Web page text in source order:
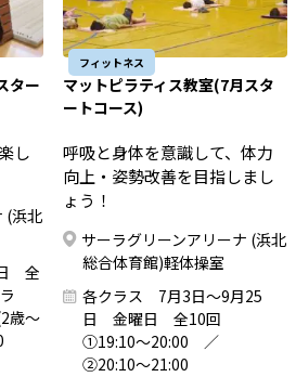
ター
し
(浜北
全
歳～
フィットネス
マットピラティス教室(7月スタ
ートコース)
呼吸と身体を意識して、体力
向上・姿勢改善を目指しまし
ょう！
サーラグリーンアリーナ (浜北
総合体育館)軽体操室
各クラス 7月3日～9月25
日 金曜日 全10回
①19:10～20:00 ／
②20:10～21:00